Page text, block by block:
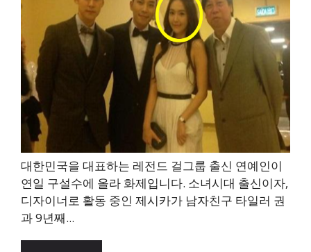
대한민국을 대표하는 레전드 걸그룹 출신 연예인이
연일 구설수에 올라 화제입니다. 소녀시대 출신이자,
디자이너로 활동 중인 제시카가 남자친구 타일러 권
과 9년째...